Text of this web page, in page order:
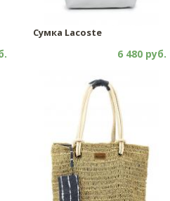
Сумка Lacoste
6 480 руб.